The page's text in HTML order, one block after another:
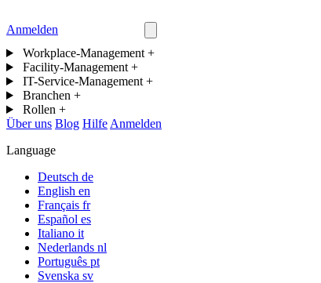
Anmelden
Workplace-Management +
Facility-Management +
IT-Service-Management +
Branchen +
Rollen +
Über uns Blog Hilfe Anmelden
Language
Deutsch de
English en
Français fr
Español es
Italiano it
Nederlands nl
Português pt
Svenska sv